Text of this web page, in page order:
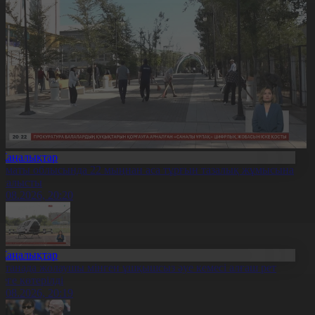
облысында 22 мыңнан аса тұрғын тазалық жұмысына
20:20
жолаушы мінген ұшқышсыз әуе кемесі алғаш рет
көтерілді
20:19